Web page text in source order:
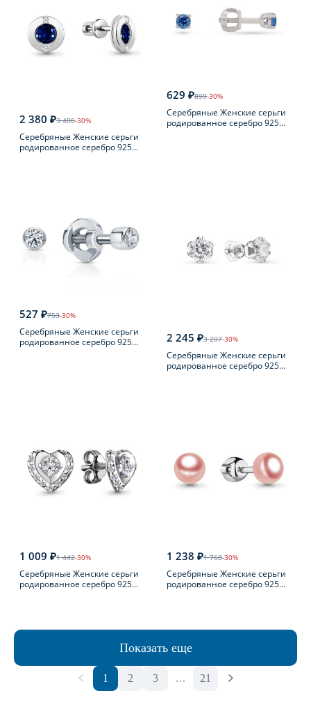
2 380 ₽3 400-30%
Серебряные Женские серьги
родированное серебро 925
629 ₽899-30%
Серебряные Женские серьги
родированное серебро 925
527 ₽753-30%
Серебряные Женские серьги
родированное серебро 925
2 245 ₽3 207-30%
Серебряные Женские серьги
родированное серебро 925
1 009 ₽1 442-30%
Серебряные Женские серьги
родированное серебро 925
1 238 ₽1 768-30%
Серебряные Женские серьги
родированное серебро 925
Показать еще
1 2 3 ... 21